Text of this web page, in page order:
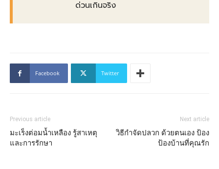
ด่วนเกินจริง
Facebook Twitter
Previous article
มะเร็งต่อมน้ำเหลือง รู้สาเหตุ
และการรักษา
Next article
วิธีกำจัดปลวก ด้วยตนเอง ป้อง
ป้องบ้านที่คุณรัก